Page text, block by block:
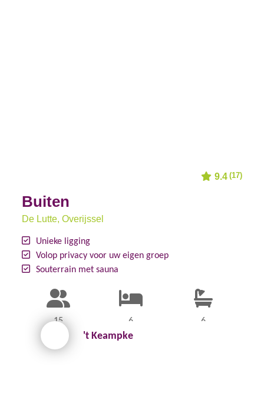
9.4 (17)
Buiten
De Lutte, Overijssel
Unieke ligging
Volop privacy voor uw eigen groep
Souterrain met sauna
15 6 6
't Keampke